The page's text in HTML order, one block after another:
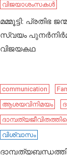
വിജയാശംസകൾ
മമ്മൂട്ടി: പ്രതിഭ
സ്വയം
വിജയകഥ
communication
ആശയവിനിമയം
വിശ്വാസം